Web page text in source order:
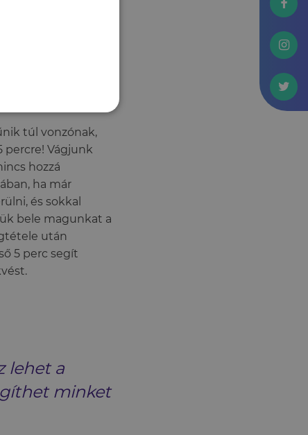
képesek
van.
túl vonzónak,
Vágjunk
hozzá
ha már
és sokkal
bele magunkat a
után
5 perc segít
lehet a
minket